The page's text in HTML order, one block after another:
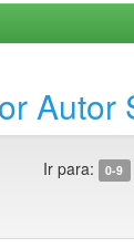
Autor
Ir para: 0-9